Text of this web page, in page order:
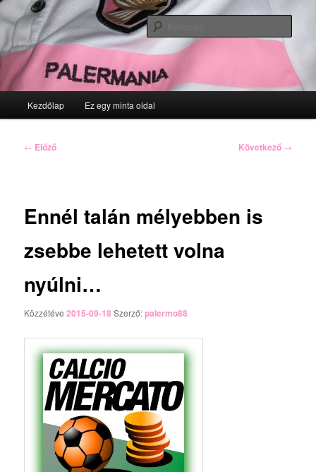
Tovább
az
elsődleges
tartalomra
Kezdőlap Ez egy minta oldal
Bejegyzés
← Előző Következő →
Ennél talán mélyebben is
zsebbe lehetett volna
nyúlni…
Közzétéve2015-09-18Szerző:palermo88